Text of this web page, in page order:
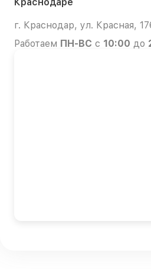
г. Краснодар, ул. Красная,
Работаем ПН-ВС с 10:00 до